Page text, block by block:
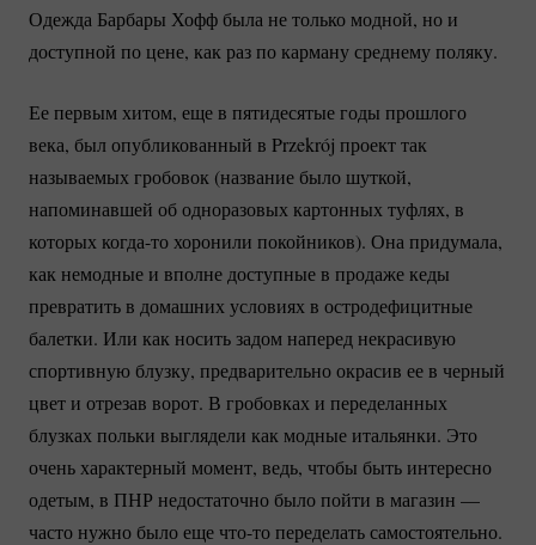
Одежда Барбары Хофф была не только модной, но и
доступной по цене, как раз по карману среднему поляку.
Ее первым хитом, еще в пятидесятые годы прошлого
века, был опубликованный в Przekrój проект так
называемых гробовок (название было шуткой,
напоминавшей об одноразовых картонных туфлях, в
которых когда-то хоронили покойников). Она придумала,
как немодные и вполне доступные в продаже кеды
превратить в домашних условиях в остродефицитные
балетки. Или как носить задом наперед некрасивую
спортивную блузку, предварительно окрасив ее в черный
цвет и отрезав ворот. В гробовках и переделанных
блузках польки выглядели как модные итальянки. Это
очень характерный момент, ведь, чтобы быть интересно
одетым, в ПНР недостаточно было пойти в магазин —
часто нужно было ещечто-топеределать самостоятельно.